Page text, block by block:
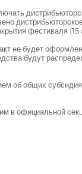
фестиваля
не будет
будут
об общих
в официальной